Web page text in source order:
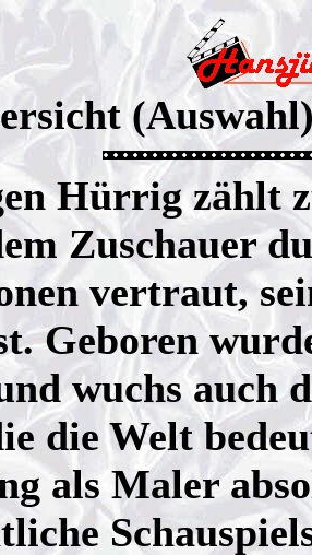
Hürrig zählt
Zuschauer
vertraut,
Geboren
wuchs
die Welt
als Maler